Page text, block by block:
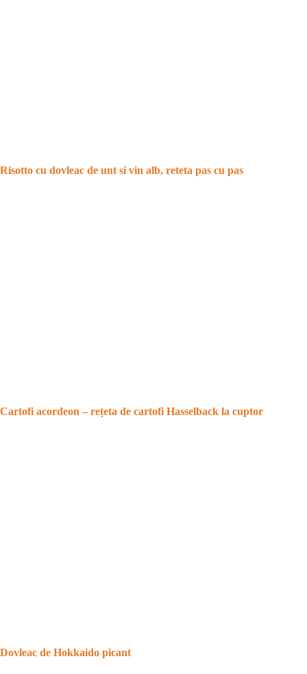
Risotto cu dovleac de unt si vin alb, reteta pas cu pas
Cartofi acordeon – rețeta de cartofi Hasselback la cuptor
Dovleac de Hokkaido picant